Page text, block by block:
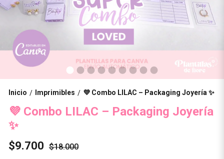
Inicio / Imprimibles / 💜 Combo LILAC – Packaging Joyería ✨
💜 Combo LILAC – Packaging Joyería
✨
$9.700 $18.000